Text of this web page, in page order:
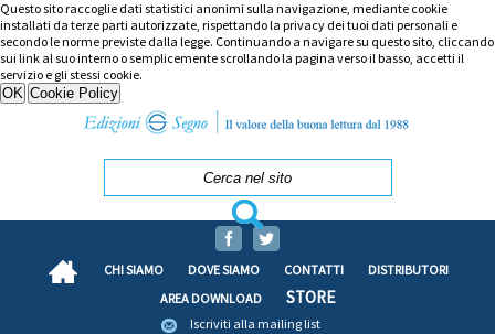
Questo sito raccoglie dati statistici anonimi sulla navigazione, mediante cookie
installati da terze parti autorizzate, rispettando la privacy dei tuoi dati personali e
secondo le norme previste dalla legge. Continuando a navigare su questo sito, cliccando
sui link al suo interno o semplicemente scrollando la pagina verso il basso, accetti il
servizio e gli stessi cookie.
CHI SIAMO DOVE SIAMO CONTATTI
DISTRIBUTORI
AREA DOWNLOAD
STORE
Iscriviti alla mailing list